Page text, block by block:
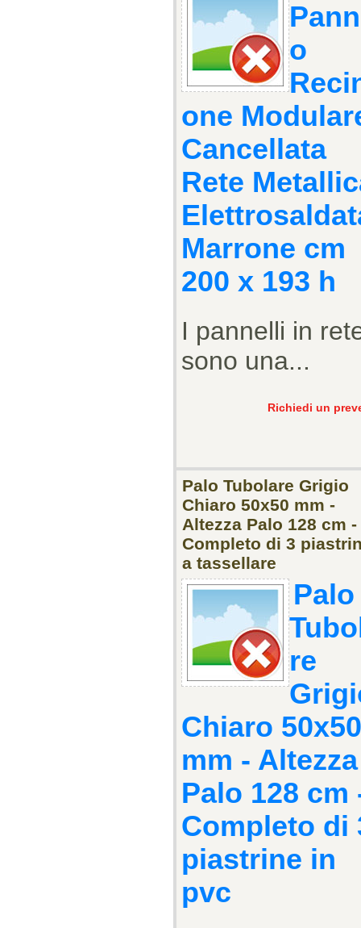
o
one
Cancellata
Rete
Marrone cm
200 x 193 h
I pannelli in
sono una...
Richiedi un
Palo Tubolare Grigio
Chiaro 50x50 mm -
Altezza Palo 128 cm -
Completo di 3
a tassellare
Palo
re
Chiaro 50x50
mm - Altezza
Palo 128 cm
Completo di
piastrine in
pvc